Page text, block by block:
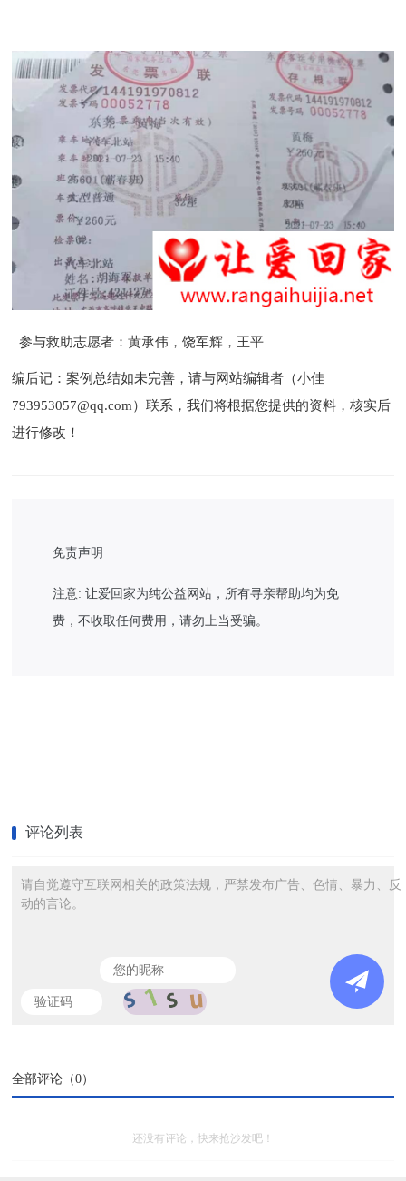
参与救助志愿者 ：黄承伟，饶军辉，王平
编后记：案例总结如未完善，请与网站编辑者（小佳
793953057@qq.com）联系，我们将根据您提供的资料，核实后
进行修改！
免责声明
注意: 让爱回家为纯公益网站，所有寻亲帮助均为免
费，不收取任何费用，请勿上当受骗。
评论列表
请自觉遵守互联网相关的政策法规，严禁发布广告、色情、暴力、反
动的言论。
全部评论（0）
还没有评论，快来抢沙发吧！